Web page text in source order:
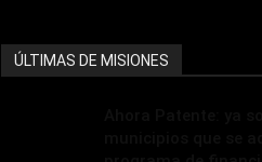
ÚLTIMAS DE MISIONES